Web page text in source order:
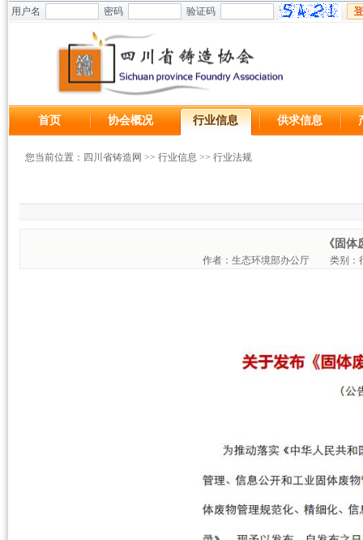
用户名 密码 验证码
首页 协会概况 行业信息 供求信息
您当前位置： 四川省铸造网 >> 行业信息 >> 行业法规
《固
作者：生态环境部办公厅 类别